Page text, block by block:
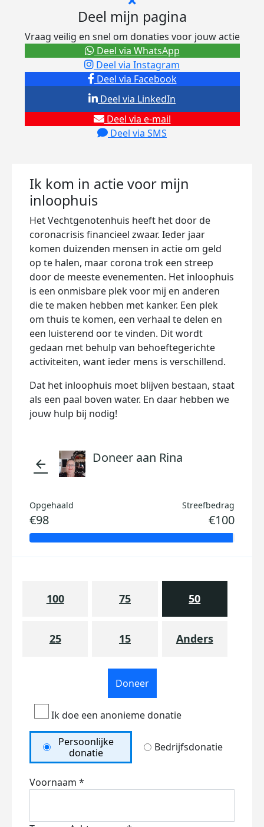
Deel mijn pagina
Vraag veilig en snel om donaties voor jouw actie
Deel via Facebook
Deel via Instagram
Deel via e-mail
Deel via SMS
Deel via LinkedIn
Deel via WhatsApp
Ik kom in actie voor mijn
inloophuis
Het Vechtgenotenhuis heeft het door de
coronacrisis financieel zwaar. Ieder jaar
komen duizenden mensen in actie om geld
op te halen, maar corona trok een streep
door de meeste evenementen. Het inloophuis
is een onmisbare plek voor mij en anderen
die te maken hebben met kanker. Een plek
om thuis te komen, een verhaal te delen en
een luisterend oor te vinden. Dit wordt
gedaan met behulp van behoeftegerichte
activiteiten, want ieder mens is verschillend.
Dat het inloophuis moet blijven bestaan, staat
als een paal boven water. En daar hebben we
jouw hulp bij nodig!
arrow_back Doneer aan Rina
Opgehaald
€98
Streefbedrag
€100
100 75 50
25 15 Anders
Doneer
Ik doe een anonieme donatie
Persoonlijke
donatie
Bedrijfsdonatie
Voornaam *